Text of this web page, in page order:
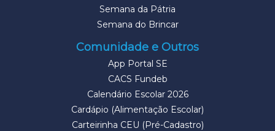
Semana da Pátria
Semana do Brincar
Comunidade e Outros
App Portal SE
CACS Fundeb
Calendário Escolar 2026
Cardápio (Alimentação Escolar)
Carteirinha CEU (Pré-Cadastro)